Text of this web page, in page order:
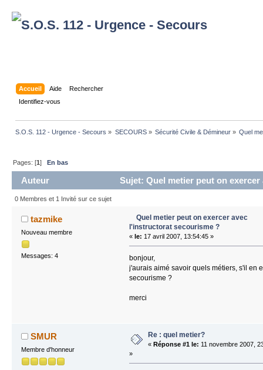
Accueil Aide
Rechercher
Identifiez-vous
S.O.S. 112 - Urgence - Secours » SECOURS» Sécurité Civile & Démineur» Quel
Pages: [1]En bas
Auteur
Sujet: Quel metier peut on
26965 fois)
0 Membres et 1 Invité sur ce sujet
tazmike
Nouveau membre
Messages: 4
Quel metier peut on exercer avec
l'instructorat secourisme ?
« le: 17 avril 2007, 13:54:45 »
bonjour,
j'aurais aimé savoir quels métiers, s'il en
secourisme ?
merci
SMUR
Membre d'honneur
Re : quel metier?
« Réponse #1 le: 11 novembre 2007,
»